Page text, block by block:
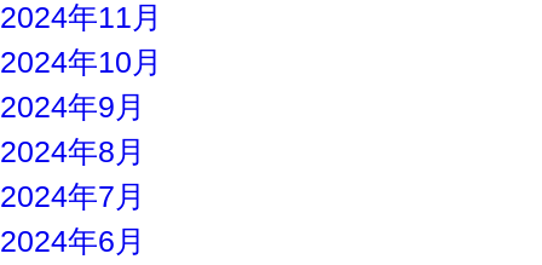
2024年11月
2024年10月
2024年9月
2024年8月
2024年7月
2024年6月